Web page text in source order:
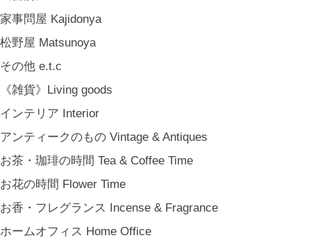
家事問屋 Kajidonya
松野屋 Matsunoya
その他 e.t.c
《雑貨》Living goods
インテリア Interior
アンティークのもの Vintage & Antiques
お茶・珈琲の時間 Tea & Coffee Time
お花の時間 Flower Time
お香・フレグランス Incense & Fragrance
ホームオフィス Home Office